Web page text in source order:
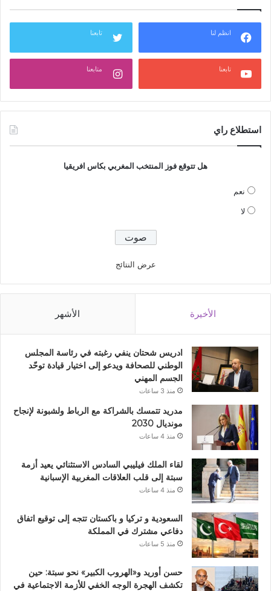
انظم لنا تابعنا
تابعنا متابعنا
استطلاع راي
هل تتوقع فوز المنتخب المغربي بكاس افريقيا
نعم
لا
عرض النتائج
الأخيرة الأشهر
ادريس شحتان ينفي رغبته في رئاسة المجلس
الوطني للصحافة ويدعو إلى اختيار قيادة توحّد
الجسم المهني
منذ 3 ساعات
مدريد تتمسك بالشراكة مع الرباط ولشبونة لإنجاح
مونديال 2030
منذ 4 ساعات
لقاء الملك فيليبي السادس الاستثنائي يعيد أزمة
سبتة إلى قلب العلاقات المغربية الإسبانية
منذ 4 ساعات
السعودية و تركيا و باكستان تتجه إلى توقيع اتفاق
دفاعي مشترك في المملكة
منذ 5 ساعات
حسن أوريد و«الهروب الكبير» نحو سبتة: حين
تكشف الهجرة الوجه الخفي للأزمة الاجتماعية في